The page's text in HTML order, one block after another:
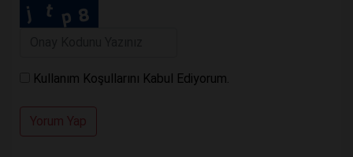
Kullanım Koşullarını Kabul Ediyorum.
Yorum Yap